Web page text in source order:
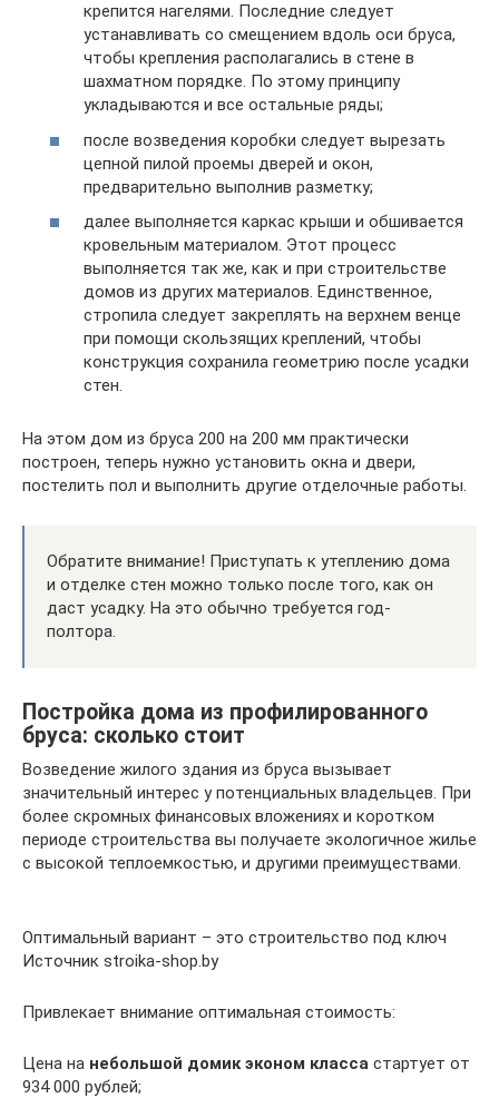
крепится нагелями. Последние следует
устанавливать со смещением вдоль оси бруса,
чтобы крепления располагались в стене в
шахматном порядке. По этому принципу
укладываются и все остальные ряды;
после возведения коробки следует вырезать
цепной пилой проемы дверей и окон,
предварительно выполнив разметку;
далее выполняется каркас крыши и обшивается
кровельным материалом. Этот процесс
выполняется так же, как и при строительстве
домов из других материалов. Единственное,
стропила следует закреплять на верхнем венце
при помощи скользящих креплений, чтобы
конструкция сохранила геометрию после усадки
стен.
На этом дом из бруса 200 на 200 мм практически
построен, теперь нужно установить окна и двери,
постелить пол и выполнить другие отделочные работы.
Обратите внимание! Приступать к утеплению дома
и отделке стен можно только после того, как он
даст усадку. На это обычно требуется год-
полтора.
Постройка дома из профилированного
бруса: сколько стоит
Возведение жилого здания из бруса вызывает
значительный интерес у потенциальных владельцев. При
более скромных финансовых вложениях и коротком
периоде строительства вы получаете экологичное жилье
с высокой теплоемкостью, и другими преимуществами.
Оптимальный вариант – это строительство под ключ
Источник stroika-shop.by
Привлекает внимание оптимальная стоимость:
Цена на небольшой домик эконом класса стартует от
934 000 рублей;